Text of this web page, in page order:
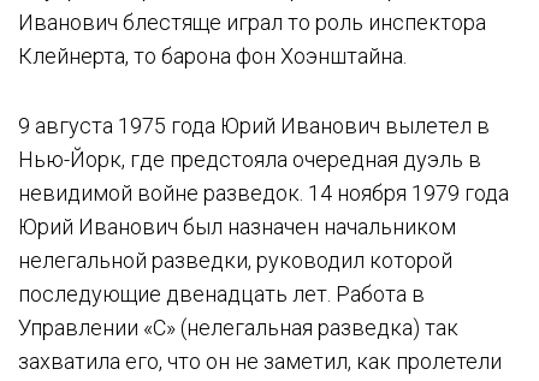
Иванович блестяще играл то роль инспектора
Клейнерта, то барона фон Хоэнштайна.
9 августа 1975 года Юрий Иванович вылетел в
Нью-Йорк, где предстояла очередная дуэль в
невидимой войне разведок. 14 ноября 1979 года
Юрий Иванович был назначен начальником
нелегальной разведки, руководил которой
последующие двенадцать лет. Работа в
Управлении «С» (нелегальная разведка) так
захватила его, что он не заметил, как пролетели